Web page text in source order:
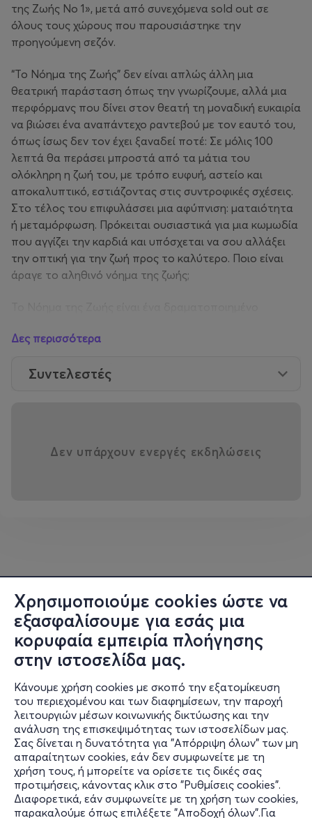
Χρησιμοποιούμε cookies ώστε να
εξασφαλίσουμε για εσάς μια
κορυφαία εμπειρία πλοήγησης
στην ιστοσελίδα μας.
Κάνουμε χρήση cookies με σκοπό την εξατομίκευση
του περιεχομένου και των διαφημίσεων, την παροχή
λειτουργιών μέσων κοινωνικής δικτύωσης και την
ανάλυση της επισκεψιμότητας των ιστοσελίδων μας.
Σας δίνεται η δυνατότητα για "Απόρριψη όλων" των μη
απαραίτητων cookies, εάν δεν συμφωνείτε με τη
χρήση τους, ή μπορείτε να ορίσετε τις δικές σας
προτιμήσεις, κάνοντας κλικ στο "Ρυθμίσεις cookies".
Διαφορετικά, εάν συμφωνείτε με τη χρήση των cookies,
παρακαλούμε όπως επιλέξετε "Αποδοχή όλων".Για
της Ζωής Νο 1», μετά από συνεχόμενα sold out σε
όλους τους χώρους που παρουσιάστηκε την
προηγούμενη σεζόν.
“Το Νόημα της Ζωής” δεν είναι απλώς άλλη μια
θεατρική παράσταση όπως την γνωρίζουμε, αλλά μια
περφόρμανς που δίνει στον θεατή τη μοναδική ευκαιρία
να βιώσει ένα αναπάντεχο ραντεβού με τον εαυτό του,
όπως ίσως δεν τον έχει ξαναδεί ποτέ: Σε μόλις 100
λεπτά θα περάσει μπροστά από τα μάτια του
ολόκληρη η ζωή του, με τρόπο ευφυή, αστείο και
αποκαλυπτικό, εστιάζοντας στις συντροφικές σχέσεις.
Στο τέλος του επιφυλάσσει μια αφύπνιση: ματαιότητα
ή μεταμόρφωση. Πρόκειται ουσιαστικά για μια κωμωδία
που αγγίζει την καρδιά και υπόσχεται να σου αλλάξει
την οπτική για την ζωή προς το καλύτερο. Ποιο είναι
άραγε το αληθινό νόημα της ζωής;
Δες περισσότερα
Συντελεστές
Δεν υπάρχουν ενεργές εκδηλώσεις
Πληροφορίες
Υποστήριξη
Stay Connected